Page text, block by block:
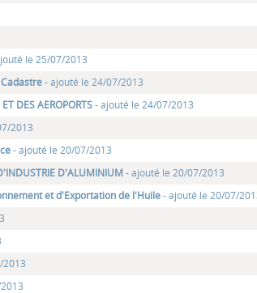
le 25/07/2013
- ajouté le 24/07/2013
DES AEROPORTS- ajouté le 24/07/2013
2013
- ajouté le 20/07/2013
D'ALUMINIUM - ajouté le 20/07/2013
et d'Exportation de l'Huile- ajouté le 20/07/
2013